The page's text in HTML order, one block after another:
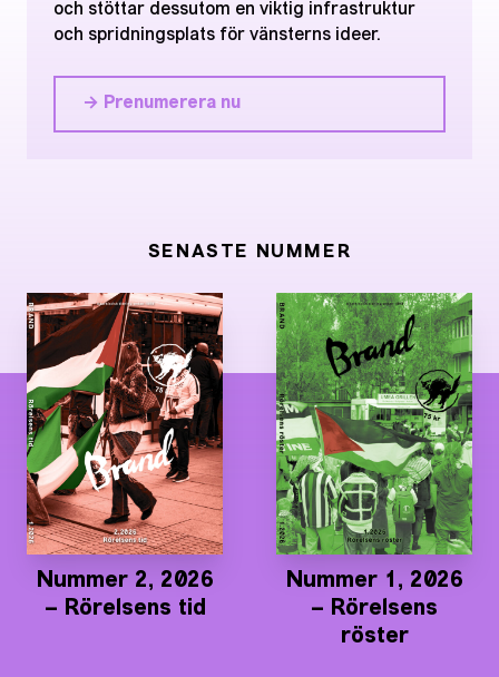
och stöttar dessutom en viktig infrastruktur
och spridningsplats för vänsterns ideer.
→ Prenumerera nu
SENASTE NUMMER
Nummer 2, 2026
– Rörelsens tid
Nummer 1, 2026
– Rörelsens
röster